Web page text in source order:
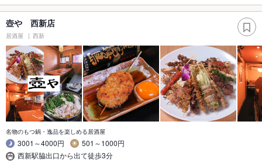
壺や 西新店
居酒屋 西新
名物のもつ鍋・逸品を楽しめる居酒屋
3001～4000円
501～1000円
西新駅脇出口から出て徒歩3分